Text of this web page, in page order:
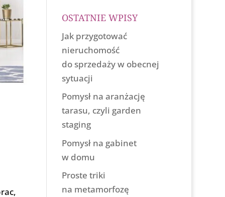
OSTATNIE WPISY
Jak przygotować
nieruchomość
do sprzedaży w obecnej
sytuacji
Pomysł na aranżację
tarasu, czyli garden
staging
Pomysł na gabinet
w domu
Proste triki
na metamorfozę